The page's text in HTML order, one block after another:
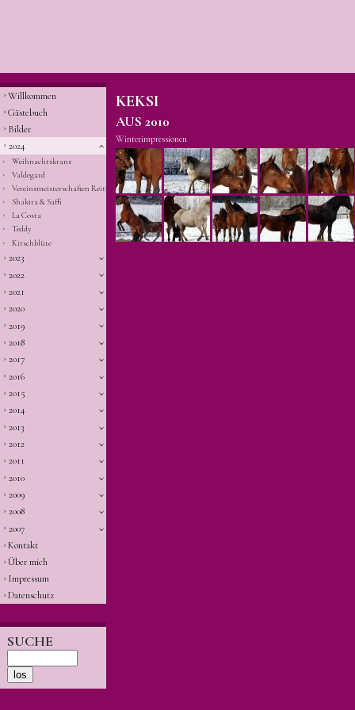
Willkommen
Gästebuch
Bilder
2024
Weihnachtskranz
Valdegard
Vereinsmeisterschaften Reitverein Ehningen
Shakira & Saffi
La Costa
Teddy
Kirschblüte
2023
2022
2021
2020
2019
2018
2017
2016
2015
2014
2013
2012
2011
2010
2009
2008
2007
Kontakt
Über mich
Impressum
Datenschutz
SUCHE
KEKSI
AUS 2010
Winterimpressionen